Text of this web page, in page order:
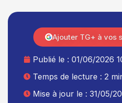
Publié le : 01/06/2026
Temps de lecture : 2
Mise à jour le : 31/05/
Ajouter TG+ à vos